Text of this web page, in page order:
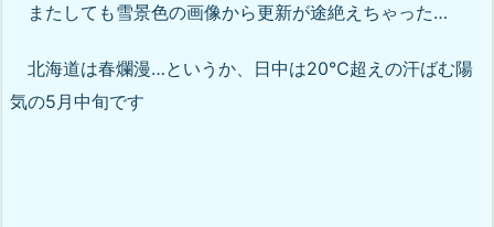
またしても雪景色の画像から更新が途絶えちゃった…
北海道は春爛漫…というか、日中は20℃超えの汗ばむ陽
気の5月中旬です